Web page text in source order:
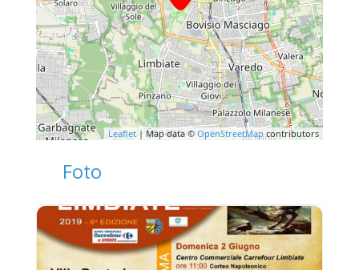
Leaflet | Map data ©OpenStreetMapcontributors
Foto